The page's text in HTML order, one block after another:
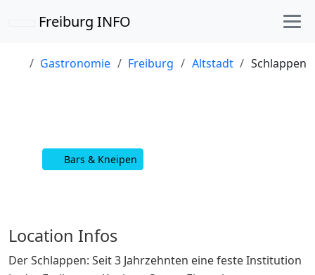
Freiburg INFO
Gastronomie Freiburg Altstadt Schlappen
Bars & Kneipen
Location Infos
Der Schlappen: Seit 3 Jahrzehnten eine feste Institution